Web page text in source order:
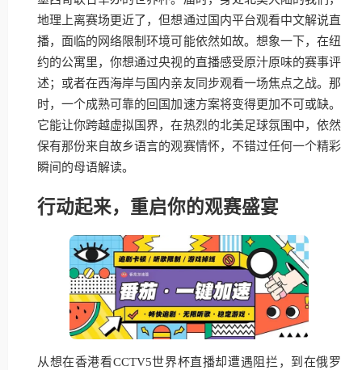
地理上离赛场更近了，但想通过国内平台观看中文解说直
播，面临的网络限制环境可能依然如故。想象一下，在纽
约的公寓里，你想通过央视的直播感受原汁原味的赛事评
述；或者在西海岸与国内亲友同步观看一场焦点之战。那
时，一个成熟可靠的回国加速方案将变得更加不可或缺。
它能让你跨越虚拟国界，在热烈的北美足球氛围中，依然
保有那份来自故乡语言的观赛情怀，不错过任何一个精彩
瞬间的母语解读。
行动起来，重启你的观赛盛宴
从想在香港看CCTV5世界杯直播却遭遇阻拦，到在俄罗